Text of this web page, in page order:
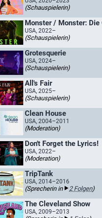
(Schauspielerin)
Monster / Monster: Die
USA, 2022–
(Schauspielerin)
Grotesquerie
USA, 2024–
(Schauspielerin)
All's Fair
USA, 2025–
(Schauspielerin)
Clean House
USA, 2004–2011
(Moderation)
Don't Forget the Lyrics!
USA, 2022–
(Moderation)
TripTank
USA, 2014–2016
(Sprecherin in 2 Folgen)
The Cleveland Show
USA, 2009–2013